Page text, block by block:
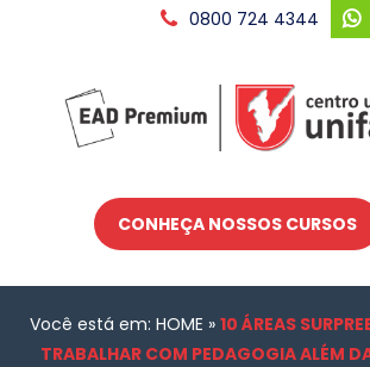
0800 724 4344
CONHEÇA NOSSOS CURSOS
Você está em: HOME » 10 ÁREAS
TRABALHAR COM PEDAGOGIA ALÉM